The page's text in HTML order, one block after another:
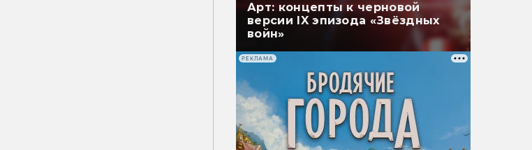
Арт: концепты к черновой
версии IX эпизода «Звёздных
войн»
РЕКЛАМА